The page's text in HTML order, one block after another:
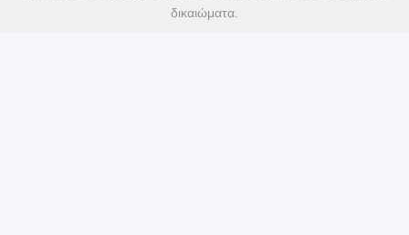
δικαιώματα.